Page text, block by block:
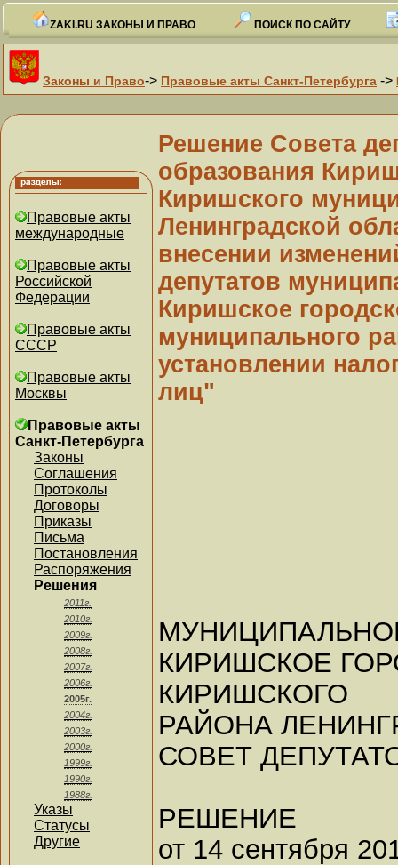
ZAKI.RU ЗАКОНЫ И ПРАВО ПОИСК ПО САЙТУ
Законы и Право-> Правовые акты Санкт-Петербурга ->
Правовые акты
международные
Правовые акты
Российской
Федерации
Правовые акты
СССР
Правовые акты
Москвы
Правовые акты
Санкт-Петербурга
Законы
Соглашения
Протоколы
Договоры
Приказы
Письма
Постановления
Распоряжения
Решения
2011г.
2010г.
2009г.
2008г.
2007г.
2006г.
2005г.
2004г.
2003г.
2000г.
1999г.
1990г.
1988г.
Указы
Статусы
Другие
Решение Совета
образования
Киришского
Ленинградской
внесении
депутатов
Киришское
муниципального
установлении
лиц"
КИРИШСКОЕ
РАЙОНА
СОВЕТ
РЕШЕНИЕ
от 14 сентября